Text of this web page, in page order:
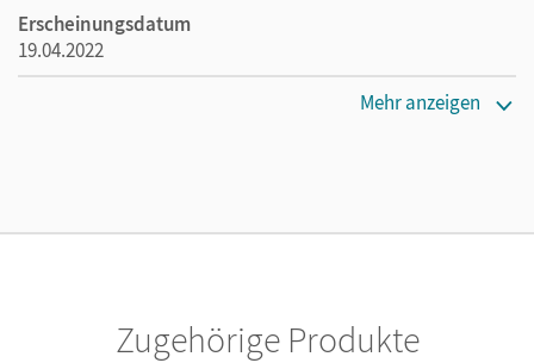
Erscheinungsdatum
19.04.2022
Mehr anzeigen
Zugehörige Produkte